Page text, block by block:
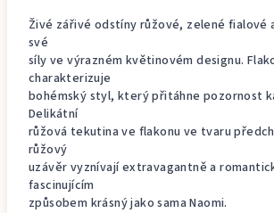
Živé zářivé odstíny růžové, zelené fialové
své
síly ve výrazném květinovém designu.
charakterizuje
bohémský styl, který přitáhne pozornost
Delikátní
růžová tekutina ve flakonu ve tvaru
růžový
uzávěr vyznívají extravagantně a
fascinujícím
způsobem krásný jako sama Naomi.